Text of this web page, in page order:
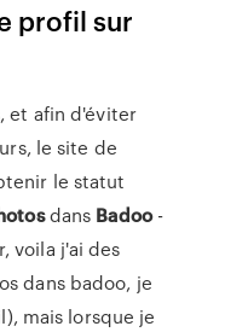
profil sur
et afin d'éviter
le site de
le statut
dans Badoo-
voila j'ai des
dans badoo, je
mais lorsque je